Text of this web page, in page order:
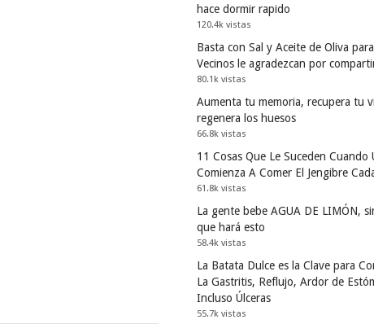
hace dormir rapido
120.4k vistas
Basta con Sal y Aceite de Oliva
Vecinos le agradezcan por
80.1k vistas
Aumenta tu memoria, recupera tu
regenera los huesos
66.8k vistas
11 Cosas Que Le Suceden Cuando
Comienza A Comer El Jengibre
61.8k vistas
La gente bebe AGUA DE LIMÓN,
que hará esto
58.4k vistas
La Batata Dulce es la Clave para
La Gastritis, Reflujo, Ardor de
Incluso Úlceras
55.7k vistas